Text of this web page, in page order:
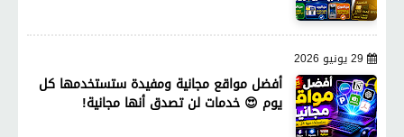
29 يونيو 2026
أفضل مواقع مجانية ومفيدة ستستخدمها كل
يوم 😍 خدمات لن تصدق أنها مجانية!